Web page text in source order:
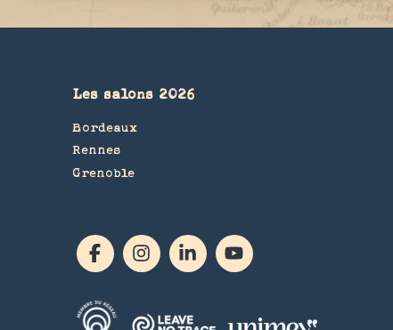
Les salons 2026
Bordeaux
Rennes
Grenoble